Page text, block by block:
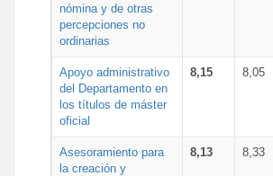
nómina y de otras
percepciones no
ordinarias
Apoyo administrativo
del Departamento en
los títulos de máster
oficial
8,15 8,05
Asesoramiento para
la creación y
8,13 8,33